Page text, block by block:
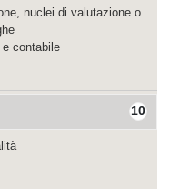
nuclei di valutazione o
contabile
10